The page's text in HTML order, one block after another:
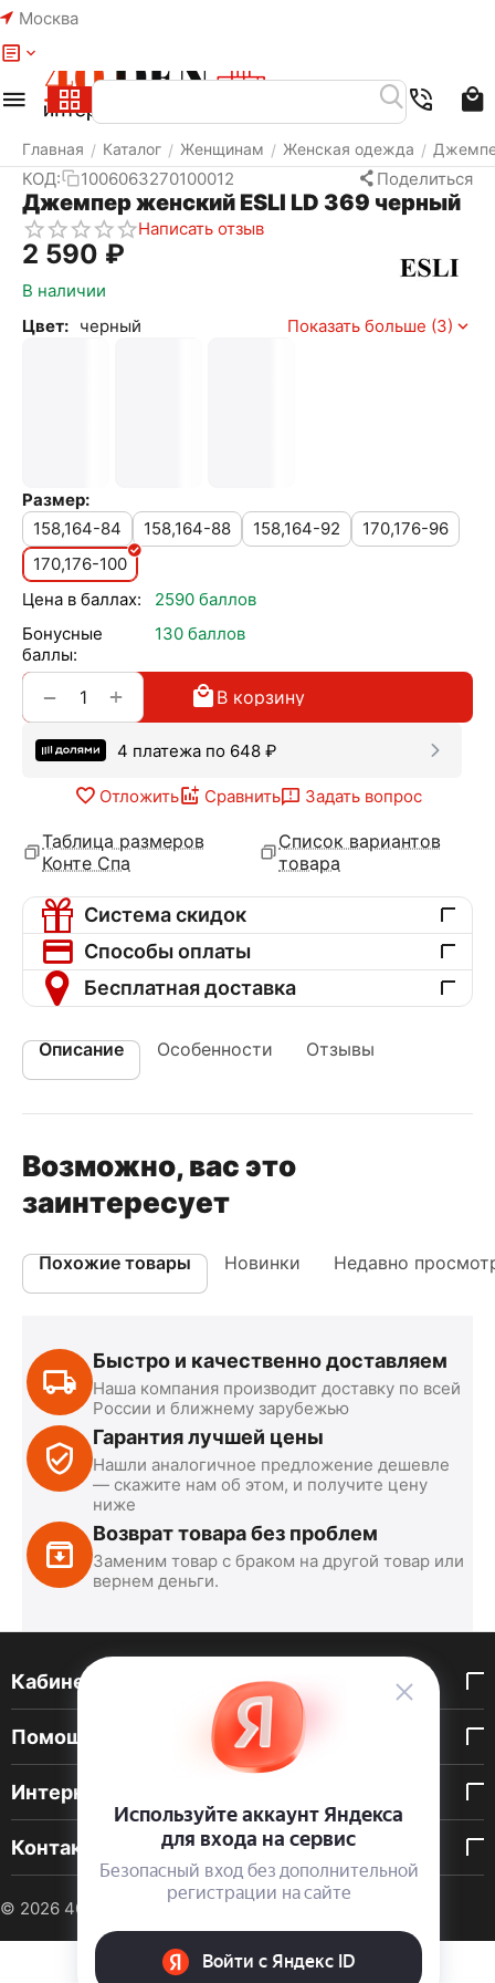
Москва
Главная / Каталог / Женщинам / Женская одежда /
КОД: 1006063270100012 Поделиться
Джемпер женский ESLI LD 369 черный
Написать отзыв
2 590 ₽
В наличии
Цвет: черный Показать больше (3)
Размер:
158,164-84
158,164-88 158,164-92
170,176-96
170,176-100
Цена в баллах:
2590 баллов
Бонусные
баллы:
130 баллов
+
− В корзину
4 платежа по 648 ₽
Отложить Сравнить Задать вопрос
Таблица размеров
Конте Спа
Список вариантов
товара
Система скидок
Способы оплаты
Бесплатная доставка
Описание Особенности Отзывы
Возможно, вас это
заинтересует
Похожие товары Новинки Недавно
Быстро и качественно доставляем
Наша компания производит доставку по всей
России и ближнему зарубежью
Гарантия лучшей цены
Нашли аналогичное предложение дешевле
— скажите нам об этом, и получите цену
ниже
Возврат товара без проблем
Заменим товар с браком на другой товар или
вернем деньги.
Кабинет покупателя
Помощь покупателю
Интернет-магазин
Контакты
© 2026 40 DEN. Интернет-магазин
Меню